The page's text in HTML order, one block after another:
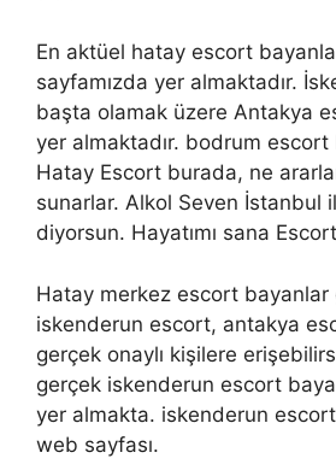
En aktüel hatay escort
sayfamızda yer almaktadır.
başta olamak üzere Antakya
yer almaktadır. bodrum
Hatay Escort burada, ne
sunarlar. Alkol Seven İstanbul
diyorsun. Hayatımı sana
Hatay merkez escort bayanlar
iskenderun escort, antakya
gerçek onaylı kişilere
gerçek iskenderun escort
yer almakta. iskenderun escort
web sayfası.